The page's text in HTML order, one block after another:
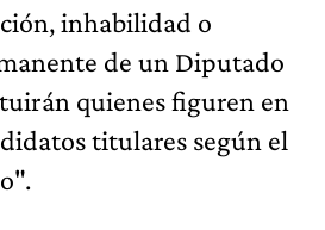
inhabilidad o
de un Diputado
quienes figuren en
titulares según el